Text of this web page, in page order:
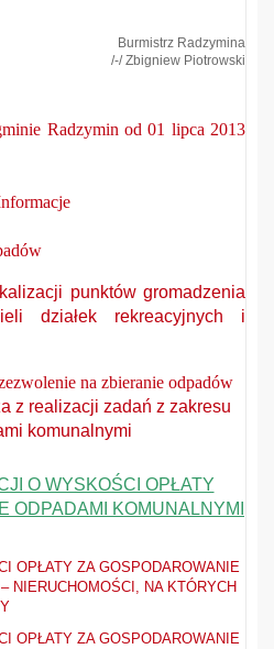
Burmistrz Radzymina
/-/ Zbigniew Piotrowski
Radzymin od 01 lipca 2013
punktów gromadzenia
działek rekreacyjnych i
na zbieranie odpadów
z realizacji zadań z zakresu
komunalnymi
O WYSKOŚCI OPŁATY
ODPADAMI KOMUNALNYMI
OPŁATY ZA GOSPODAROWANIE
NIERUCHOMOŚCI, NA KTÓRYCH
OPŁATY ZA GOSPODAROWANIE